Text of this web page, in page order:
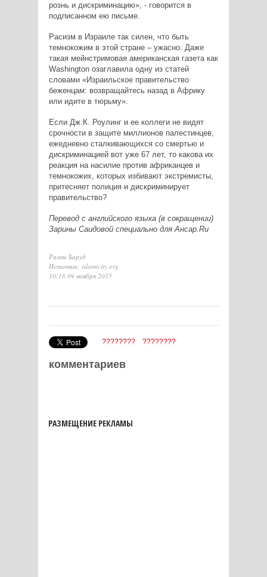
рознь и дискриминацию», - говорится в
подписанном ею письме.
Расизм в Израиле так силен, что быть
темнокожим в этой стране – ужасно. Даже
такая мейнстримовая американская газета как
Washington озаглавила одну из статей
словами «Израильское правительство
беженцам: возвращайтесь назад в Африку
или идите в тюрьму».
Если Дж.К. Роулинг и ее коллеги не видят
срочности в защите миллионов палестинцев,
ежедневно сталкивающихся со смертью и
дискриминацией вот уже 67 лет, то какова их
реакция на насилие против африканцев и
темнокожих, которых избивают экстремисты,
притесняет полиция и дискриминирует
правительство?
Перевод с английского языка (в сокращении)
Зарины Саидовой специально для Ансар.Ru
Рамзи Баруд
Источник: islamicity.org
10:18 09 ноября 2015
???????? ????????
комментариев
РАЗМЕЩЕНИЕ РЕКЛАМЫ